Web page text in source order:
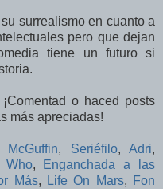
surrealismo en cuanto a
pero que dejan
tiene un futuro si
¡Comentad o haced posts
más apreciadas!
McGuffin, Seriéfilo, Adri,
Who, Enganchada a las
Más, Life On Mars, Fon